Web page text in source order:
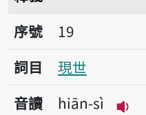
序號19現世
序號
19
詞目
現世
音讀
hiān-sì